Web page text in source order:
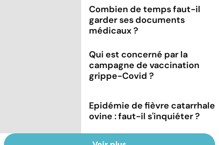
Combien de temps faut-il
garder ses documents
médicaux ?
Qui est concerné par la
campagne de vaccination
grippe-Covid ?
Epidémie de fièvre catarrhale
ovine : faut-il s'inquiéter ?